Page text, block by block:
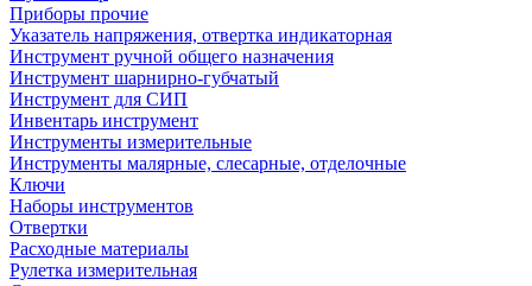
Приборы прочие
Указатель напряжения, отвертка индикаторная
Инструмент ручной общего назначения
Инструмент шарнирно-губчатый
Инструмент для СИП
Инвентарь инструмент
Инструменты измерительные
Инструменты малярные, слесарные, отделочные
Ключи
Наборы инструментов
Отвертки
Расходные материалы
Рулетка измерительная